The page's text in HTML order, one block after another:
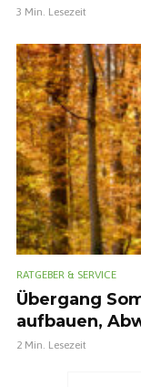
3 Min. Lesezeit
RATGEBER & SERVICE
Übergang
aufbauen,
2 Min. Lesezeit